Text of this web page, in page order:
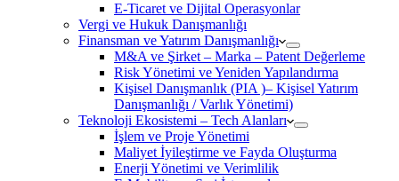
E-Ticaret ve Dijital Operasyonlar
Vergi ve Hukuk Danışmanlığı
Finansman ve Yatırım Danışmanlığı
M&A ve Şirket – Marka – Patent Değerleme
Risk Yönetimi ve Yeniden Yapılandırma
Kişisel Danışmanlık (PIA )– Kişisel Yatırım
Danışmanlığı / Varlık Yönetimi)
Teknoloji Ekosistemi – Tech Alanları
İşlem ve Proje Yönetimi
Maliyet İyileştirme ve Fayda Oluşturma
Enerji Yönetimi ve Verimlilik